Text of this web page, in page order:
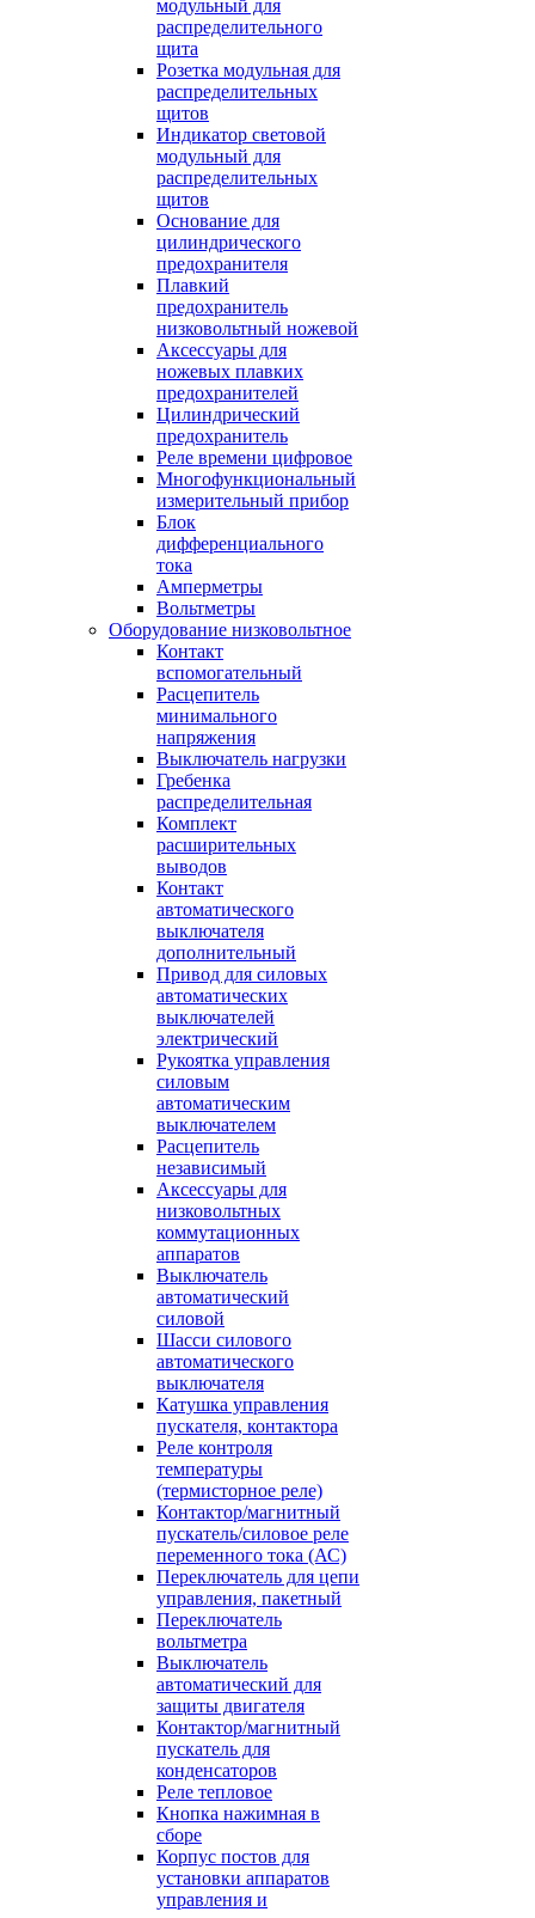
модульный для
распределительного
щита
Розетка модульная для
распределительных
щитов
Индикатор световой
модульный для
распределительных
щитов
Основание для
цилиндрического
предохранителя
Плавкий
предохранитель
низковольтный ножевой
Аксессуары для
ножевых плавких
предохранителей
Цилиндрический
предохранитель
Реле времени цифровое
Многофункциональный
измерительный прибор
Блок
дифференциального
тока
Амперметры
Вольтметры
Оборудование низковольтное
Контакт
вспомогательный
Расцепитель
минимального
напряжения
Выключатель нагрузки
Гребенка
распределительная
Комплект
расширительных
выводов
Контакт
автоматического
выключателя
дополнительный
Привод для силовых
автоматических
выключателей
электрический
Рукоятка управления
силовым
автоматическим
выключателем
Расцепитель
независимый
Аксессуары для
низковольтных
коммутационных
аппаратов
Выключатель
автоматический
силовой
Шасси силового
автоматического
выключателя
Катушка управления
пускателя, контактора
Реле контроля
температуры
(термисторное реле)
Контактор/магнитный
пускатель/силовое реле
переменного тока (АС)
Переключатель для цепи
управления, пакетный
Переключатель
вольтметра
Выключатель
автоматический для
защиты двигателя
Контактор/магнитный
пускатель для
конденсаторов
Реле тепловое
Кнопка нажимная в
сборе
Корпус постов для
установки аппаратов
управления и